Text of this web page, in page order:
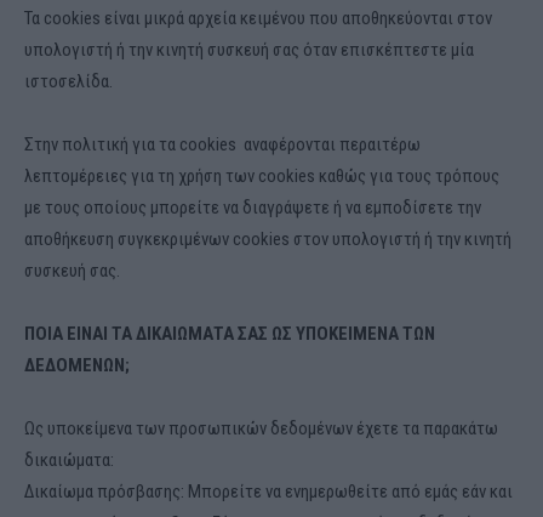
Τα cookies είναι μικρά αρχεία κειμένου που αποθηκεύονται στον
υπολογιστή ή την κινητή συσκευή σας όταν επισκέπτεστε μία
ιστοσελίδα.
Στην πολιτική για τα cookies αναφέρονται περαιτέρω
λεπτομέρειες για τη χρήση των cookies καθώς για τους τρόπους
με τους οποίους μπορείτε να διαγράψετε ή να εμποδίσετε την
αποθήκευση συγκεκριμένων cookies στον υπολογιστή ή την κινητή
συσκευή σας.
ΠΟΙΑ ΕΙΝΑΙ ΤΑ ΔΙΚΑΙΩΜΑΤΑ ΣΑΣ ΩΣ ΥΠΟΚΕΙΜΕΝΑ ΤΩΝ
ΔΕΔΟΜΕΝΩΝ;
Ως υποκείμενα των προσωπικών δεδομένων έχετε τα παρακάτω
δικαιώματα:
Δικαίωμα πρόσβασης: Μπορείτε να ενημερωθείτε από εμάς εάν και